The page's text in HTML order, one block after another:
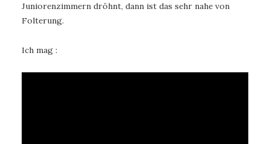
Juniorenzimmern dröhnt, dann ist das sehr nahe von
Folterung.
Ich mag :